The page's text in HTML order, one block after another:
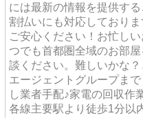
には最新の情報を提供す
割払いにも対応しており
ご安心ください！お忙し
つでも首都圏全域のお部
談ください。難しいかな
エージェントグループま
し業者手配♪家電の回収
各線主要駅より徒歩1分以